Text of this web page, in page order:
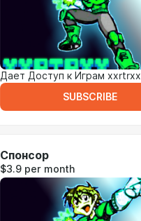
Дает Доступ к Играм xxrtrxx
SUBSCRIBE
Спонсор
$3.9 per month